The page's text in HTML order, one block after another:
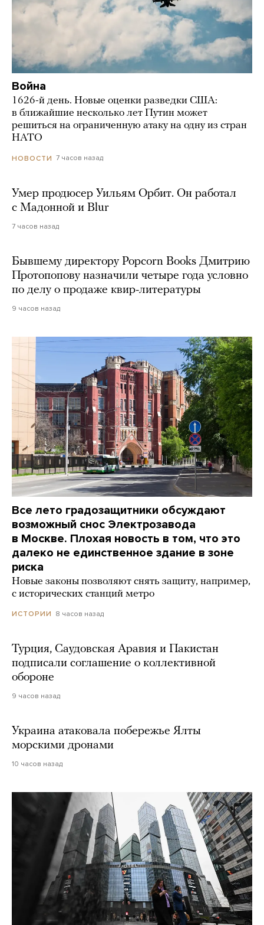
Война
1626-й день. Новые оценки разведки США:
в ближайшие несколько лет Путин может
решиться на ограниченную атаку на одну из стран
НАТО
НОВОСТИ 7 часов назад
Умер продюсер Уильям Орбит. Он работал
с Мадонной и Blur
7 часов назад
Бывшему директору Popcorn Books Дмитрию
Протопопову назначили четыре года условно
по делу о продаже квир-литературы
9 часов назад
Все лето градозащитники обсуждают
возможный снос Электрозавода
в Москве. Плохая новость в том, что это
далеко не единственное здание в зоне
риска
Новые законы позволяют снять защиту, например,
с исторических станций метро
ИСТОРИИ 8 часов назад
Турция, Саудовская Аравия и Пакистан
подписали соглашение о коллективной
обороне
9 часов назад
Украина атаковала побережье Ялты
морскими дронами
10 часов назад